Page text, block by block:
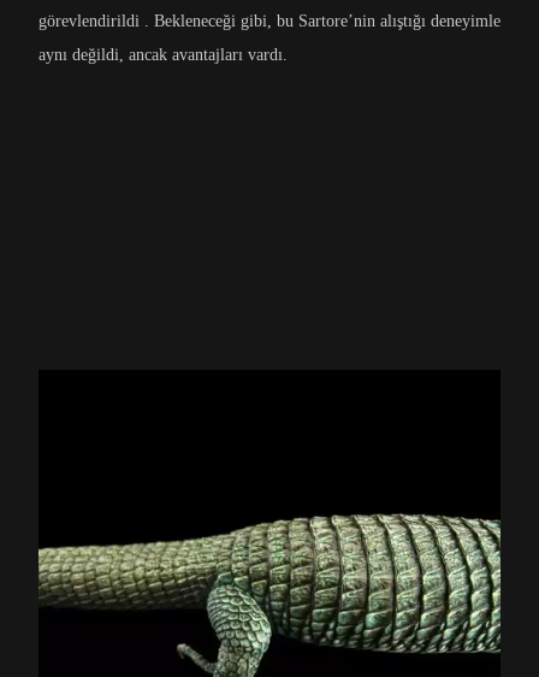
görevlendirildi . Bekleneceği gibi, bu Sartore’nin alıştığı deneyimle
aynı değildi, ancak avantajları vardı.